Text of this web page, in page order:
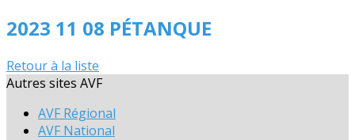
2023 11 08 PÉTANQUE
Retour à la liste
Autres sites AVF
AVF Régional
AVF National